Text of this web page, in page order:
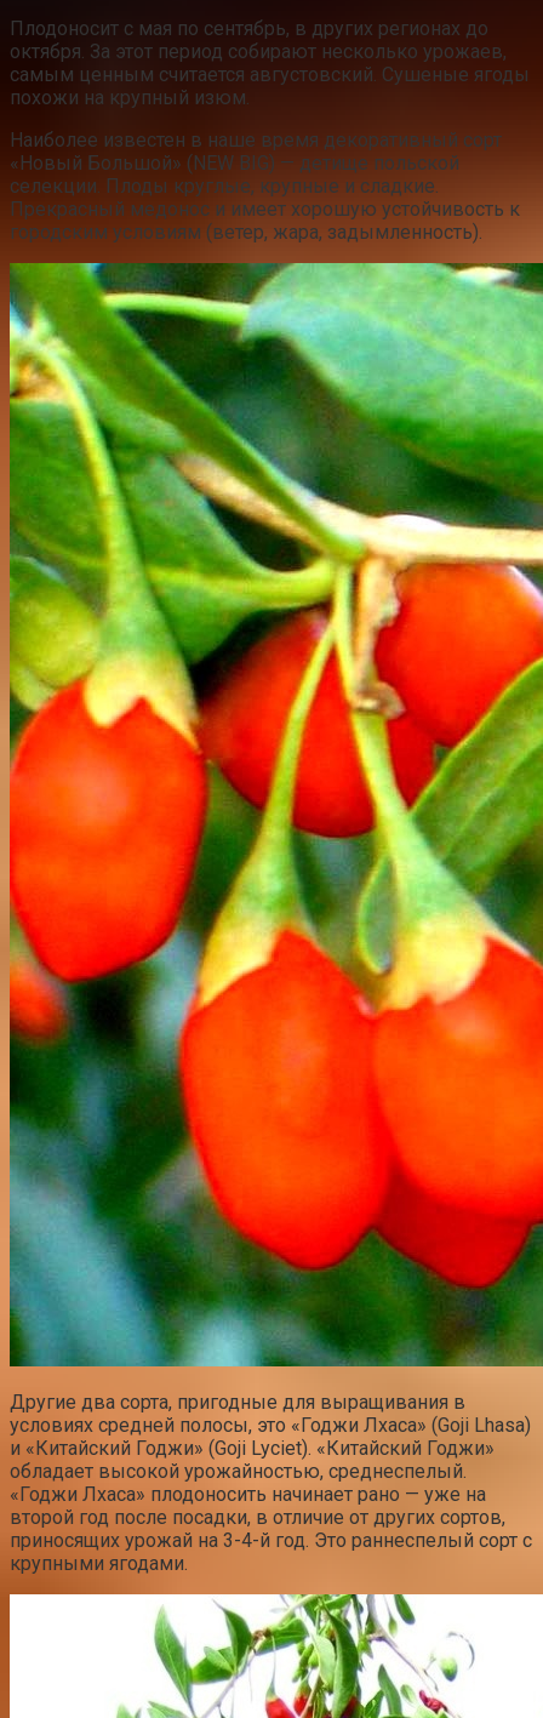
Плодоносит с мая по сентябрь, в других регионах до
октября. За этот период собирают несколько урожаев,
самым ценным считается августовский. Сушеные ягоды
похожи на крупный изюм.
Наиболее известен в наше время декоративный сорт
«Новый Большой» (NEW BIG) — детище польской
селекции. Плоды круглые, крупные и сладкие.
Прекрасный медонос и имеет хорошую устойчивость к
городским условиям (ветер, жара, задымленность).
Другие два сорта, пригодные для выращивания в
условиях средней полосы, это «Годжи Лхаса» (Goji Lhasa)
и «Китайский Годжи» (Goji Lyciet). «Китайский Годжи»
обладает высокой урожайностью, среднеспелый.
«Годжи Лхаса» плодоносить начинает рано — уже на
второй год после посадки, в отличие от других сортов,
приносящих урожай на 3-4-й год. Это раннеспелый сорт с
крупными ягодами.